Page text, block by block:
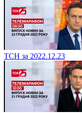
ТСН за 2022.12.23